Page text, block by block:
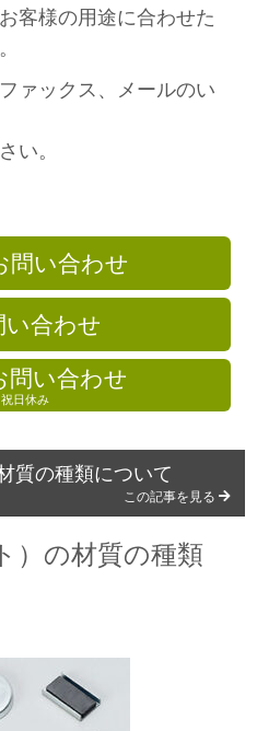
客様の用途に合わせた
ァックス、メールのい
い。
問い合わせ
い合わせ
問い合わせ
日休み
質の種類について
この記事を見る
）の材質の種類